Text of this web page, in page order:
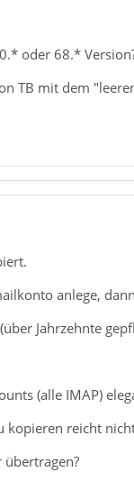
oder 68.*
TB mit dem
anlege,
Jahrzehnte
(alle IMAP)
kopieren reicht